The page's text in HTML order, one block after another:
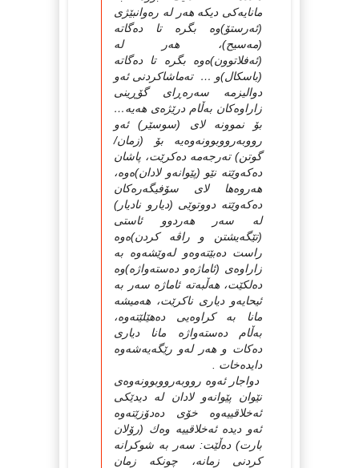
مانایەكى دیكە هەر لە رەوانبێژى
(ئەرستۆ)وە بگرە تا دەگاتە
(مەسیح)، هەر لە
(ئەفلاتوون)ەوە بگرە تا دەگاتە
(باسكال)و … تەماشاكردنى ئەو
دوالیزمە سەرەڕاى گۆڕینى
زاراوەكان بەڵام درێژەى هەیە…
بۆ نموونە لاى (سوسێر) ئەو
رووبەرووبوونەوەیە بۆ (زمان/
گوتن) تەرجەمە دەكرێت، پاشان
دەكەوێتە نێو (پێوانەو لادان)ەوە،
هەروەها لاى سۆفیگەرەكان
دەكەوێتە دووتوێى (دیارو نادیار)
لە سەر هەردوو ئاستى
(تێگەیشتن و راڤە كردن)ەوە
راست دەبێتەوەو لەوێشەوە بە
زاراوەى (ئاماژەو دەستەواژە)وە
دەلكێت، هەڵبەتە ئاماژە سەر بە
ئیحایەو دیارى ناكرێت، هەمیشە
مانا بە كراوەیى دەهێلێتەوە،
بەڵام دەستەواژە مانا دیارى
دەكات و هەر لەو رێگەیەشەوە
دایدەخات .
دواجار ئەوە رووبەرووبوونەوەى
نێوان پێوانەو لادان لە دیدێكى
ئەخلاقییەوە خۆى دەدۆزێتەوە
ئەو دیدە ئەخلاقییە وەك (رۆلان
بارت) دەڵێت: سەر بە شوكرانە
كردنى زمانە، چونكە زمان